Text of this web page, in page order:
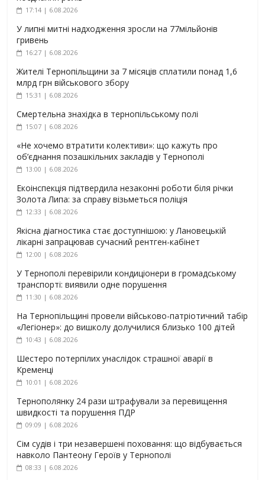
17:14 | 6.08.2026
У липні митні надходження зросли на 77мільйонів
гривень
16:27 | 6.08.2026
Жителі Тернопільщини за 7 місяців сплатили понад 1,6
млрд грн військового збору
15:31 | 6.08.2026
Смертельна знахідка в тернопільському полі
15:07 | 6.08.2026
«Не хочемо втратити колективи»: що кажуть про
об’єднання позашкільних закладів у Тернополі
13:00 | 6.08.2026
Екоінспекція підтвердила незаконні роботи біля річки
Золота Липа: за справу візьметься поліція
12:33 | 6.08.2026
Якісна діагностика стає доступнішою: у Лановецькій
лікарні запрацював сучасний рентген-кабінет
12:00 | 6.08.2026
У Тернополі перевірили кондиціонери в громадському
транспорті: виявили одне порушення
11:30 | 6.08.2026
На Тернопільщині провели військово-патріотичний табір
«Легіонер»: до вишколу долучилися близько 100 дітей
10:43 | 6.08.2026
Шестеро потерпілих унаслідок страшної аварії в
Кременці
10:01 | 6.08.2026
Тернополянку 24 рази штрафували за перевищення
швидкості та порушення ПДР
09:09 | 6.08.2026
Сім судів і три незавершені поховання: що відбувається
навколо Пантеону Героїв у Тернополі
08:33 | 6.08.2026